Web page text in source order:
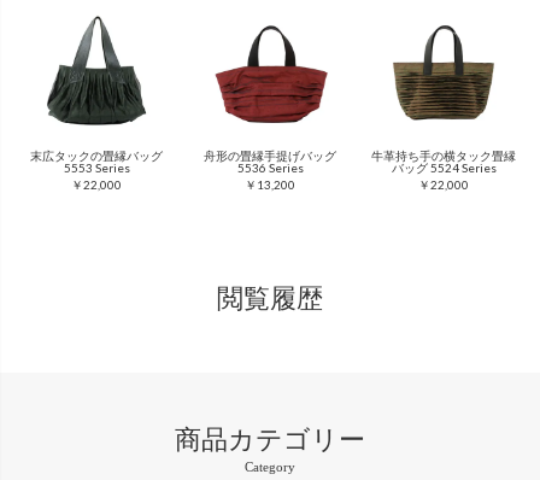
末広タックの畳縁バッグ
5553 Series
￥22,000
舟形の畳縁手提げバッグ
5536 Series
￥13,200
牛革持ち手の横タック畳縁
バッグ 5524 Series
￥22,000
閲覧履歴
商品カテゴリー
Category